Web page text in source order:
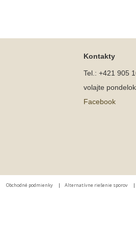
Kontakty
Tel.: +421 905
volajte
Facebook
Obchodné podmienky | Alternatívne riešenie sporov |